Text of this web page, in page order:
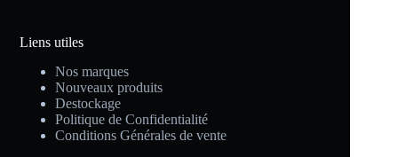
Liens utiles
Nos marques
Nouveaux produits
Destockage
Politique de Confidentialité
Conditions Générales de vente